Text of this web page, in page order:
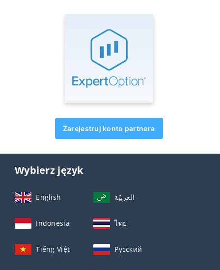
Zarejestruj konto partnera
Wybierz język
English العربيّة
Indonesia ไทย
Tiếng Việt Русский